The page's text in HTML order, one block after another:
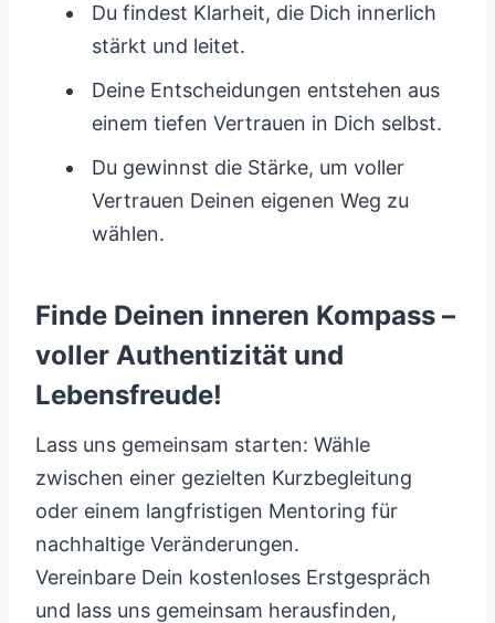
Du findest Klarheit, die Dich innerlich
stärkt und leitet.
Deine Entscheidungen entstehen aus
einem tiefen Vertrauen in Dich selbst.
Du gewinnst die Stärke, um voller
Vertrauen Deinen eigenen Weg zu
wählen.
Finde Deinen inneren Kompass –
voller Authentizität und
Lebensfreude!
Lass uns gemeinsam starten: Wähle
zwischen einer gezielten Kurzbegleitung
oder einem langfristigen Mentoring für
nachhaltige Veränderungen.
Vereinbare Dein kostenloses Erstgespräch
und lass uns gemeinsam herausfinden,